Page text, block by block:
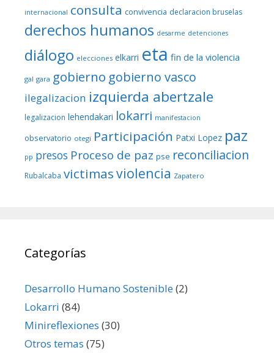
internacional consulta convivencia declaracion bruselas
derechos humanos desarme detenciones
diálogo elecciones elkarri eta fin de la violencia
gal gara gobierno gobierno vasco
ilegalizacion izquierda abertzale
legalizacion lehendakari lokarri manifestacion
observatorio otegi Participación Patxi Lopez paz
pp presos Proceso de paz pse reconciliacion
Rubalcaba victimasviolencia Zapatero
Categorías
Desarrollo Humano Sostenible(2)
Lokarri (84)
Minireflexiones (30)
Otros temas (75)